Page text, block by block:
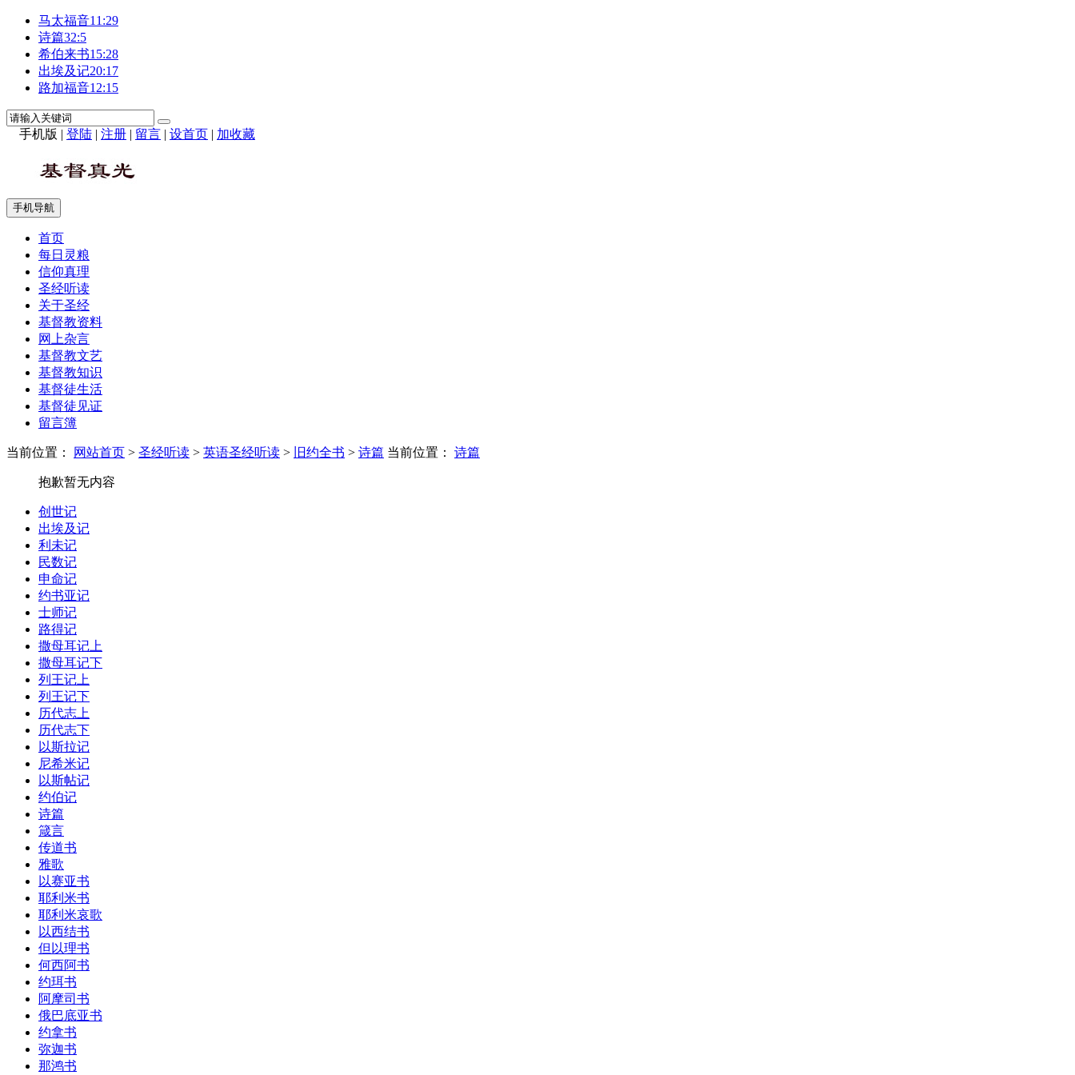
马太福音11:29
诗篇32:5
希伯来书15:28
出埃及记20:17
路加福音12:15
手机版 | 登陆 | 注册 | 留言 | 设首页 | 加收藏
手机导航
首页
每日灵粮
信仰真理
圣经听读
关于圣经
基督教资料
网上杂言
基督教文艺
基督教知识
基督徒生活
基督徒见证
留言簿
当前位置： 网站首页 > 圣经听读 > 英语圣经听读 > 旧约全书 > 诗篇 当前位置： 诗篇
抱歉暂无内容
创世记
出埃及记
利未记
民数记
申命记
约书亚记
士师记
路得记
撒母耳记上
撒母耳记下
列王记上
列王记下
历代志上
历代志下
以斯拉记
尼希米记
以斯帖记
约伯记
诗篇
箴言
传道书
雅歌
以赛亚书
耶利米书
耶利米哀歌
以西结书
但以理书
何西阿书
约珥书
阿摩司书
俄巴底亚书
约拿书
弥迦书
那鸿书